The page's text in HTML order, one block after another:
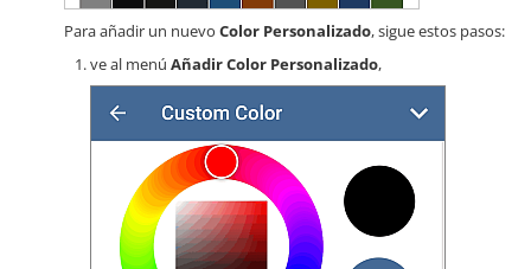
Para añadir un nuevo Color Personalizado, sigue estos pasos:
ve al menú Añadir Color Personalizado,